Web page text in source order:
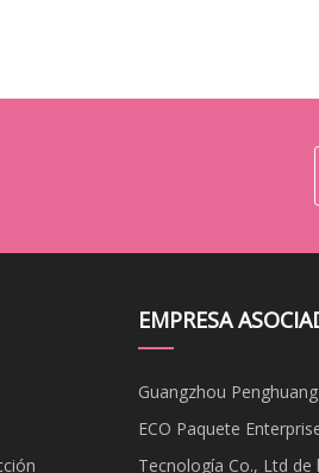
EMPRESA
Guangzhou
ECO Paquete
Tecnología Co., Ltd de